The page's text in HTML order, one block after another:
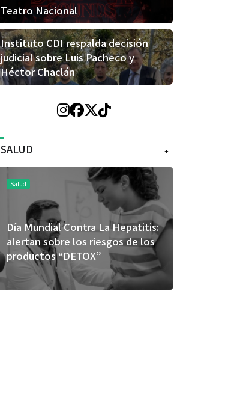
Teatro Nacional
Instituto CDI respalda decisión
judicial sobre Luis Pacheco y
Héctor Chaclán
+
SALUD
Salud
Día Mundial Contra La Hepatitis:
alertan sobre los riesgos de los
productos “DETOX”